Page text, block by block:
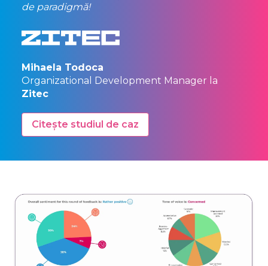
de paradigmă!
Mihaela Todoca
Organizational Development Manager la
Zitec
Citește studiul de caz